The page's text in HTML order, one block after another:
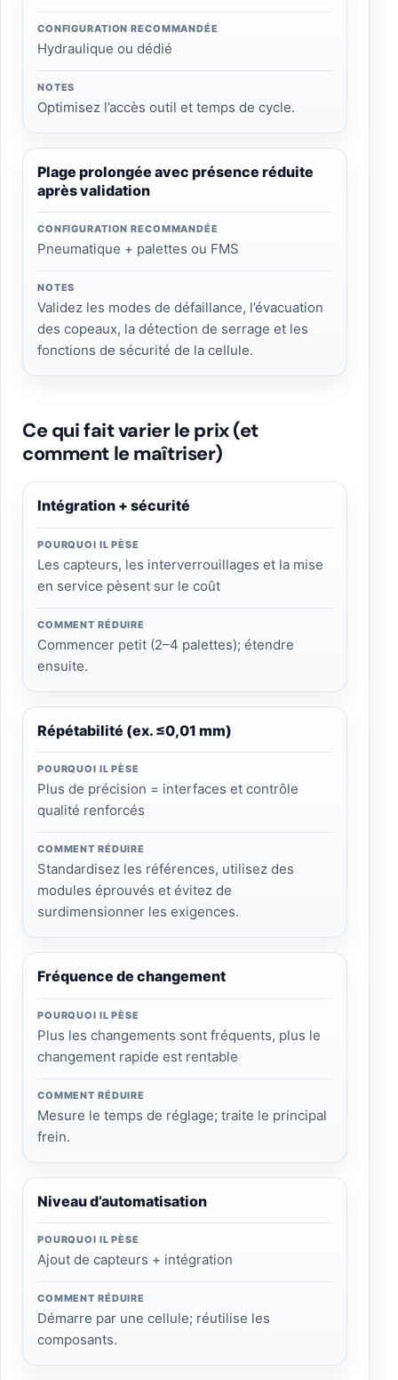
CONFIGURATION RECOMMANDÉE
Hydraulique ou dédié
NOTES
Optimisez l’accès outil et temps de cycle.
Plage prolongée avec présence réduite
après validation
CONFIGURATION RECOMMANDÉE
Pneumatique + palettes ou FMS
NOTES
Validez les modes de défaillance, l’évacuation
des copeaux, la détection de serrage et les
fonctions de sécurité de la cellule.
Ce qui fait varier le prix (et
comment le maîtriser)
Intégration + sécurité
POURQUOI IL PÈSE
Les capteurs, les interverrouillages et la mise
en service pèsent sur le coût
COMMENT RÉDUIRE
Commencer petit (2–4 palettes); étendre
ensuite.
Répétabilité (ex. ≤0,01 mm)
POURQUOI IL PÈSE
Plus de précision = interfaces et contrôle
qualité renforcés
COMMENT RÉDUIRE
Standardisez les références, utilisez des
modules éprouvés et évitez de
surdimensionner les exigences.
Fréquence de changement
POURQUOI IL PÈSE
Plus les changements sont fréquents, plus le
changement rapide est rentable
COMMENT RÉDUIRE
Mesure le temps de réglage; traite le principal
frein.
Niveau d’automatisation
POURQUOI IL PÈSE
Ajout de capteurs + intégration
COMMENT RÉDUIRE
Démarre par une cellule; réutilise les
composants.